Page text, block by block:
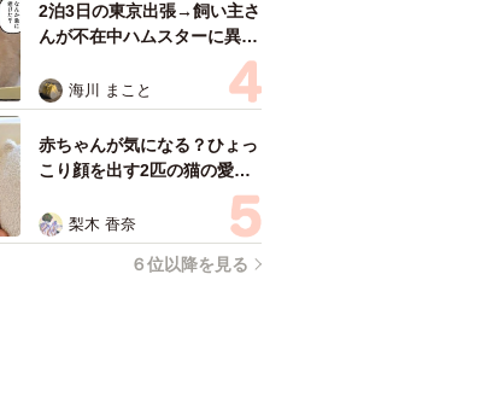
2泊3日の東京出張→飼い主さ
んが不在中ハムスターに異
変 眉間にできた深いしわ、
「急に老けた？」【漫画】
海川 まこと
赤ちゃんが気になる？ひょっ
こり顔を出す2匹の猫の愛ら
しさに悶絶…！ 「こんなか
わいい構図あります？」「ベ
ストショットすぎる！」
梨木 香奈
６位以降を見る